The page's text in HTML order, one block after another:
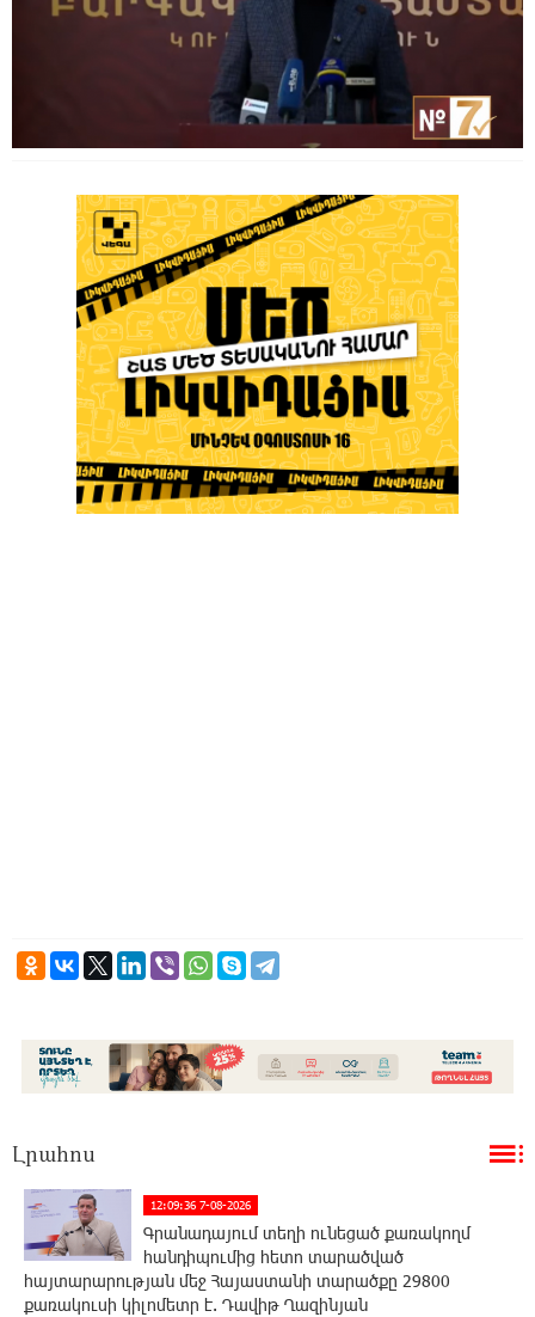
Լրահոս
12:09:36 7-08-2026
Գրանադայում տեղի ունեցած քառակողմ
հանդիպումից հետո տարածված
հայտարարության մեջ Հայաստանի տարածքը 29800
քառակուսի կիլոմետր է. Դավիթ Ղազինյան